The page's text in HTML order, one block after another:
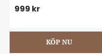
999 kr